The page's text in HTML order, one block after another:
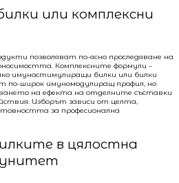
или комплексни
позволяват по-ясно проследяване на
Комплексните формули –
имуностимулиращи билки или билки
по-широк имуномодулиращ профил, но
на ефекта на отделните съставки
Изборът зависи от целта,
за професионална
в цялостна